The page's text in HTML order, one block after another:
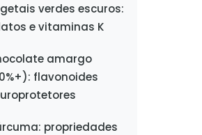
verdes escuros:
e vitaminas K
amargo
flavonoides
propriedades